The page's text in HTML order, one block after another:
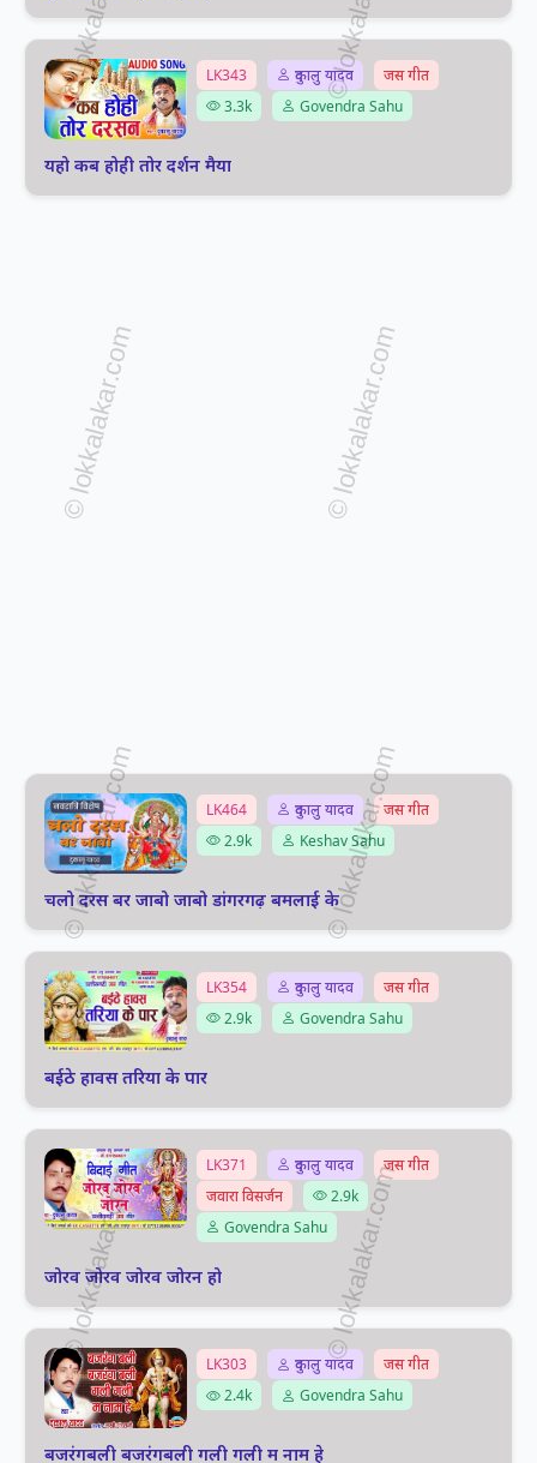
LK343 दुकालु यादव
जस गीत
3.3k
Govendra Sahu
यहो कब होही तोर दर्शन मैया
LK464 दुकालु यादव
जस गीत
2.9k
Keshav Sahu
चलो दरस बर जाबो जाबो डांगरगढ़ बमलाई के
LK354 दुकालु यादव
जस गीत
2.9k
Govendra Sahu
बईठे हावस तरिया के पार
LK371 दुकालु यादव
जस गीत
जवारा विसर्जन
2.9k
Govendra Sahu
जोरव जोरव जोरव जोरन हो
LK303 दुकालु यादव
जस गीत
2.4k
Govendra Sahu
बजरंगबली बजरंगबली गली गली म नाम हे